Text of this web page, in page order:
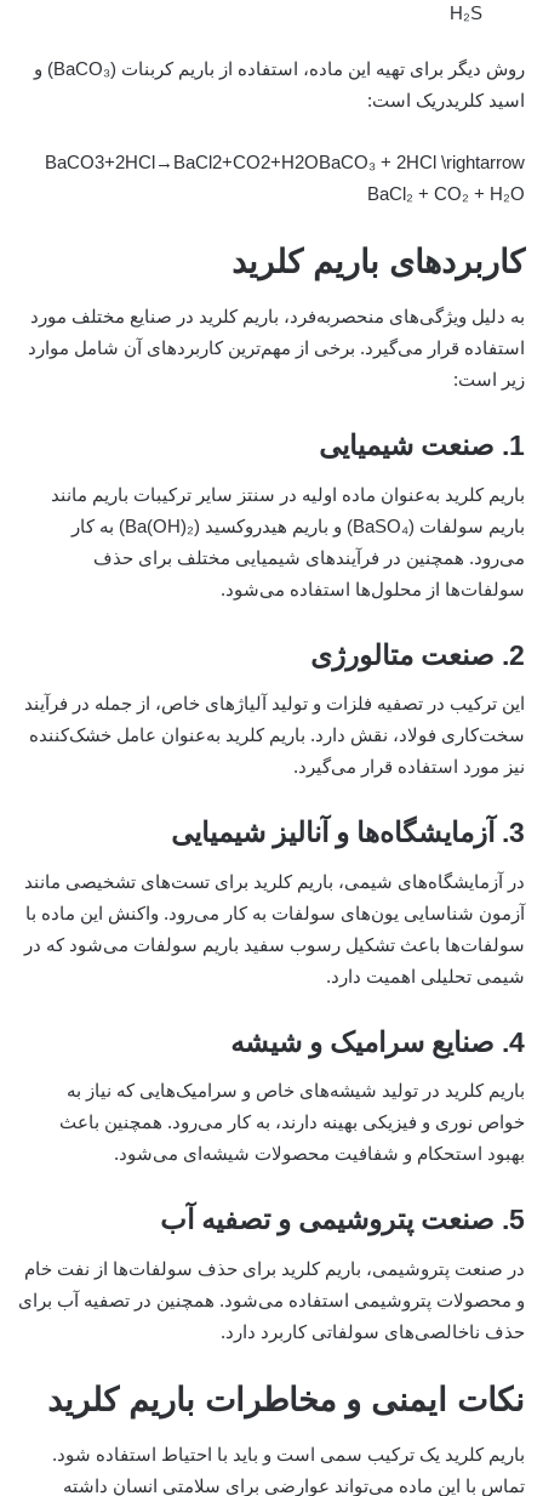
H₂S
روش دیگر برای تهیه این ماده، استفاده از باریم کربنات (BaCO₃) و
اسید کلریدریک است:
BaCO3+2HCl→BaCl2+CO2+H2OBaCO₃ + 2HCl \rightarrow
BaCl₂ + CO₂ + H₂O
کاربردهای باریم کلرید
به دلیل ویژگی‌های منحصر‌به‌فرد، باریم کلرید در صنایع مختلف مورد
استفاده قرار می‌گیرد. برخی از مهم‌ترین کاربردهای آن شامل موارد
زیر است:
1. صنعت شیمیایی
باریم کلرید به‌عنوان ماده اولیه در سنتز سایر ترکیبات باریم مانند
باریم سولفات (BaSO₄) و باریم هیدروکسید (Ba(OH)₂) به کار
می‌رود. همچنین در فرآیندهای شیمیایی مختلف برای حذف
سولفات‌ها از محلول‌ها استفاده می‌شود.
2. صنعت متالورژی
این ترکیب در تصفیه فلزات و تولید آلیاژهای خاص، از جمله در فرآیند
سخت‌کاری فولاد، نقش دارد. باریم کلرید به‌عنوان عامل خشک‌کننده
نیز مورد استفاده قرار می‌گیرد.
3. آزمایشگاه‌ها و آنالیز شیمیایی
در آزمایشگاه‌های شیمی، باریم کلرید برای تست‌های تشخیصی مانند
آزمون شناسایی یون‌های سولفات به کار می‌رود. واکنش این ماده با
سولفات‌ها باعث تشکیل رسوب سفید باریم سولفات می‌شود که در
شیمی تحلیلی اهمیت دارد.
4. صنایع سرامیک و شیشه
باریم کلرید در تولید شیشه‌های خاص و سرامیک‌هایی که نیاز به
خواص نوری و فیزیکی بهینه دارند، به کار می‌رود. همچنین باعث
بهبود استحکام و شفافیت محصولات شیشه‌ای می‌شود.
5. صنعت پتروشیمی و تصفیه آب
در صنعت پتروشیمی، باریم کلرید برای حذف سولفات‌ها از نفت خام
و محصولات پتروشیمی استفاده می‌شود. همچنین در تصفیه آب برای
حذف ناخالصی‌های سولفاتی کاربرد دارد.
نکات ایمنی و مخاطرات باریم کلرید
باریم کلرید یک ترکیب سمی است و باید با احتیاط استفاده شود.
تماس با این ماده می‌تواند عوارضی برای سلامتی انسان داشته